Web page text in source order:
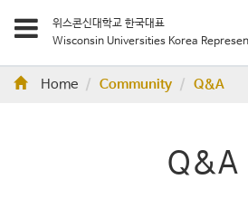
위스콘신대학교 한국대표
Wisconsin Universities Korea
Home Community Q&A
Q&A